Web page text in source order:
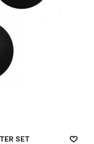
SET